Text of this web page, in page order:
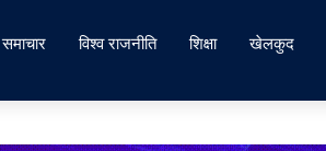
विश्व राजनीति शिक्षा खेलकुद